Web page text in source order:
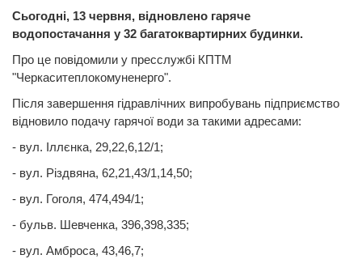
Сьогодні, 13 червня, відновлено гаряче
водопостачання у 32 багатоквартирних будинки.
Про це повідомили у пресслужбі КПТМ
"Черкаситеплокомуненерго".
Після завершення гідравлічних випробувань підприємство
відновило подачу гарячої води за такими адресами:
- вул. Іллєнка, 29,22,6,12/1;
- вул. Різдвяна, 62,21,43/1,14,50;
- вул. Гоголя, 474,494/1;
- бульв. Шевченка, 396,398,335;
- вул. Амброса, 43,46,7;